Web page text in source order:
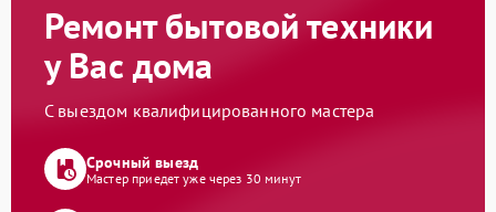
Ремонт бытовой техники
у Вас дома
С выездом квалифицированного мастера
Срочный выезд
Мастер приедет уже через 30 минут